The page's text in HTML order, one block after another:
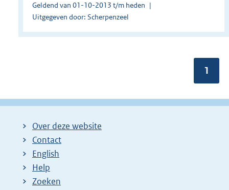
Geldend van 01-10-2013 t/m heden
Uitgegeven door: Scherpenzeel
1
Over deze website
Contact
English
Help
Zoeken